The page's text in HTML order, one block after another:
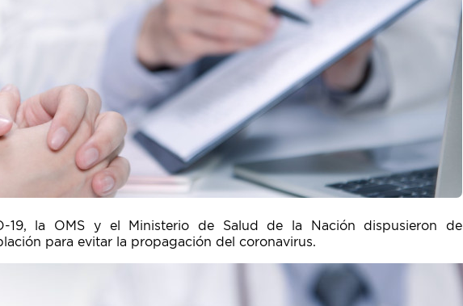
19, la OMS y el Ministerio de Salud de la Nación dispusieron de
para evitar la propagación del coronavirus.